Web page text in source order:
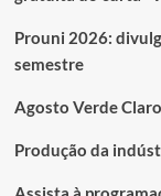
Prouni 2026:
semestre
Agosto Verde
Produção da